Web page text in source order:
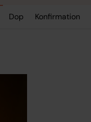
Dop Konfirmation